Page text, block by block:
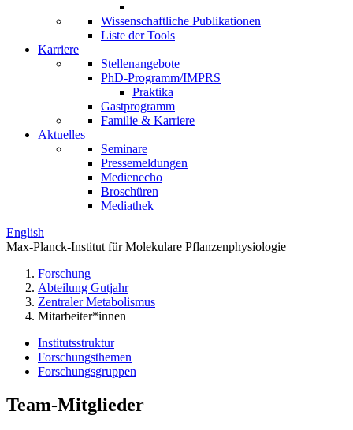
Wissenschaftliche Publikationen
Liste der Tools
Karriere
Stellenangebote
PhD-Programm/IMPRS
Praktika
Gastprogramm
Familie & Karriere
Aktuelles
Seminare
Pressemeldungen
Medienecho
Broschüren
Mediathek
English
Max-Planck-Institut für Molekulare Pflanzenphysiologie
Forschung
Abteilung Gutjahr
Zentraler Metabolismus
Mitarbeiter*innen
Institutsstruktur
Forschungsthemen
Forschungsgruppen
Team-Mitglieder